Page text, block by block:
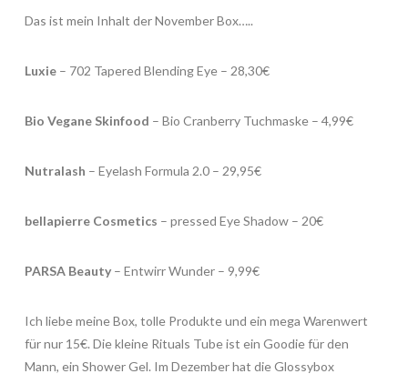
Das ist mein Inhalt der November Box…..
Luxie– 702 Tapered Blending Eye – 28,30€
Bio Vegane Skinfood – Bio Cranberry Tuchmaske – 4,99€
Nutralash – Eyelash Formula 2.0 – 29,95€
bellapierre Cosmetics – pressed Eye Shadow – 20€
PARSA Beauty– Entwirr Wunder – 9,99€
Ich liebe meine Box, tolle Produkte und ein mega Warenwert
für nur 15€. Die kleine Rituals Tube ist ein Goodie für den
Mann, ein Shower Gel. Im Dezember hat die Glossybox